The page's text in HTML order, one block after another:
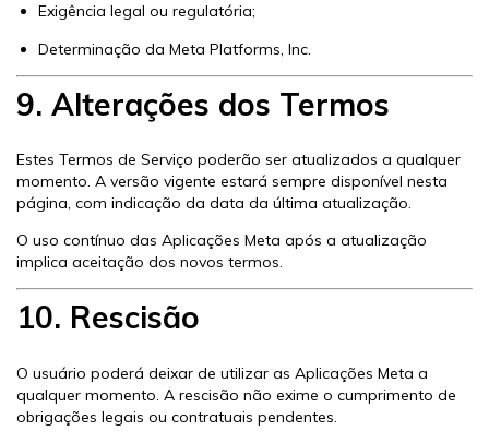
Exigência legal ou regulatória;
Determinação da Meta Platforms, Inc.
9. Alterações dos Termos
Estes Termos de Serviço poderão ser atualizados a qualquer
momento. A versão vigente estará sempre disponível nesta
página, com indicação da data da última atualização.
O uso contínuo das Aplicações Meta após a atualização
implica aceitação dos novos termos.
10. Rescisão
O usuário poderá deixar de utilizar as Aplicações Meta a
qualquer momento. A rescisão não exime o cumprimento de
obrigações legais ou contratuais pendentes.